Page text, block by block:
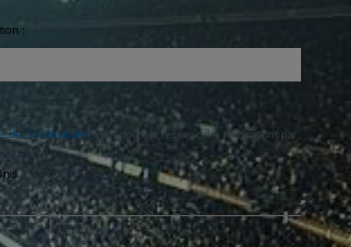
:
de confidentialité . Vous pourriez recevoir des notifications par